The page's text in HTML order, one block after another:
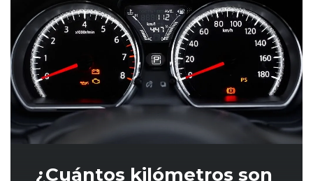
¿Cuántos kilómetros son